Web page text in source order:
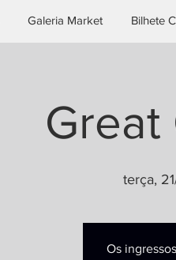
Galeria Market Bilhete
Great
terça,
Os